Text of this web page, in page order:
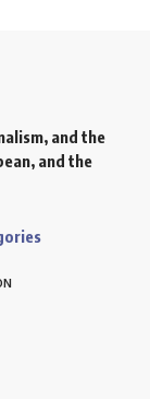
and the
and the